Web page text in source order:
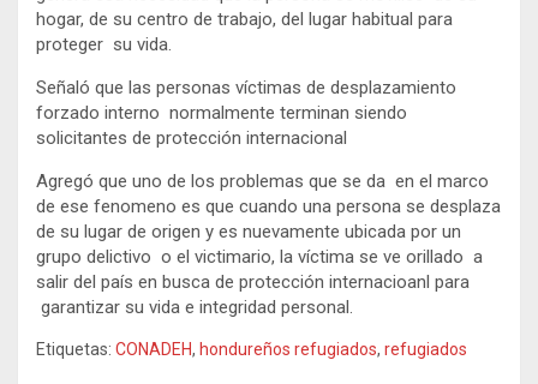
hogar, de su centro de trabajo, del lugar habitual para
proteger su vida.
Señaló que las personas víctimas de desplazamiento
forzado interno normalmente terminan siendo
solicitantes de protección internacional
Agregó que uno de los problemas que se da en el marco
de ese fenomeno es que cuando una persona se desplaza
de su lugar de origen y es nuevamente ubicada por un
grupo delictivo o el victimario, la víctima se ve orillado a
salir del país en busca de protección internacioanl para
garantizar su vida e integridad personal.
Etiquetas: CONADEH, hondureños refugiados, refugiados